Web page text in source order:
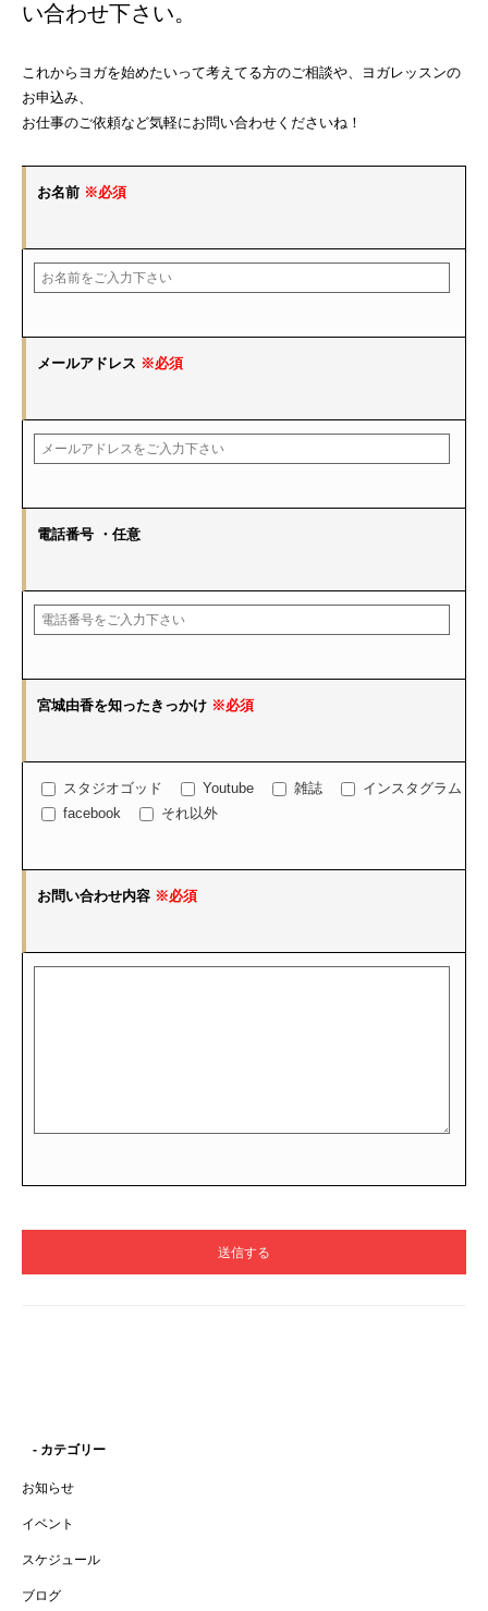
い合わせ下さい。
これからヨガを始めたいって考えてる方のご相談や、ヨガレッスンの
お申込み、
お仕事のご依頼など気軽にお問い合わせくださいね！
お名前 ※必須
メールアドレス ※必須
電話番号 ・任意
宮城由香を知ったきっかけ ※必須
スタジオゴッド Youtube 雑誌
インスタグラム
facebook
それ以外
お問い合わせ内容 ※必須
- カテゴリー
お知らせ
イベント
スケジュール
ブログ